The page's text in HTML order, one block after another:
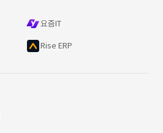
요즘IT
Rise ERP